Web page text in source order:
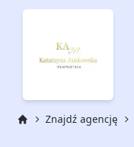
Znajdź agencję